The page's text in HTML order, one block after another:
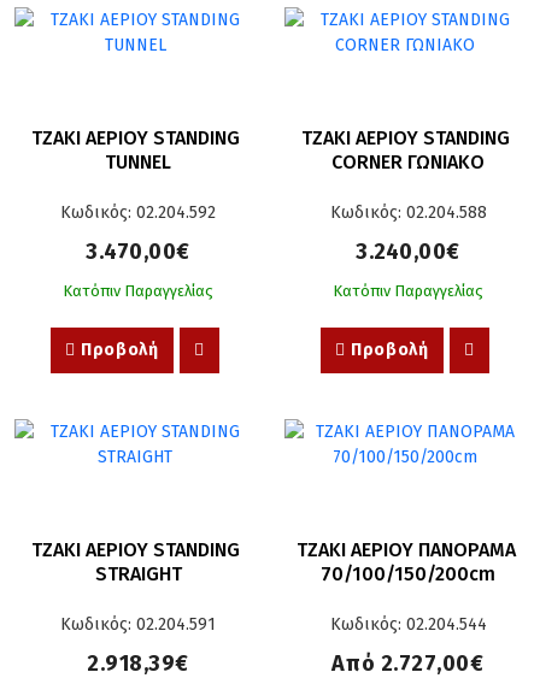
ΤΖΑΚΙ ΑΕΡΙΟΥ STANDING
TUNNEL
Κωδικός: 02.204.592
3.470,00€
Κατόπιν Παραγγελίας
Προβολή
ΤΖΑΚΙ ΑΕΡΙΟΥ STANDING
CORNER ΓΩΝΙΑΚΟ
Κωδικός: 02.204.588
3.240,00€
Κατόπιν Παραγγελίας
Προβολή
ΤΖΑΚΙ ΑΕΡΙΟΥ STANDING
STRAIGHT
Κωδικός: 02.204.591
2.918,39€
ΤΖΑΚΙ ΑΕΡΙΟΥ ΠΑΝΟΡΑΜΑ
70/100/150/200cm
Κωδικός: 02.204.544
Από 2.727,00€